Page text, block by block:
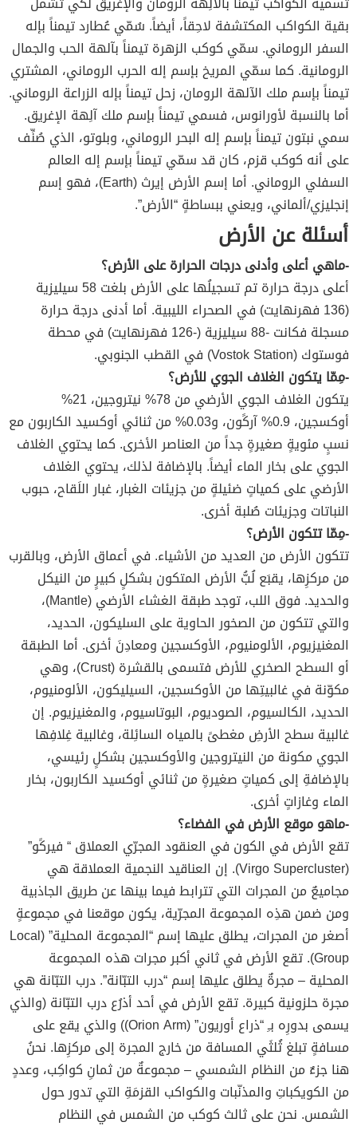
بقية الكواكب المكتشفة لاحِقاً، أيضاً. سُمّي عُطارد تيمناً بإله
السفر الروماني. سمّي كوكب الزهرة تيمناً بآلهة الحب والجمال
الرومانية. كما سمّي المريخ بإسم إله الحرب الروماني، المشتري
تيمناً بإسم ملك الآلهة الرومان، زحل تيمناً بإله الزراعة الروماني.
أما بالنسبة لأورانوس، فسمي تيمناً بإسم ملك آلِهة الإغريق.
سمي نبتون تيمناً بإسم إله البحر الروماني، وبلوتو، الذي صُنِّف
على أنه كوكب قزم، كان قد سمّي تيمناً بإسم إله العالم
السفلي الروماني. أما إسم الأرض إيرث (Earth)، فهو إسم
إنجليزي/ألماني، ويعني ببساطةٍ “الأرض”.
أسئلة عن الأرض
-ماهي أعلى وأدنى درجات الحرارة على الأرض؟
أعلى درجة حرارة تم تسجيلُها على الأرض بلغت 58 سيليزية
(136 فهرنهايت) في الصحراء الليبية. أما أدنى درجة حرارة
مسجلة فكانت -88 سيليزية (-126 فهرنهايت) في محطة
فوستوك (Vostok Station) في القطب الجنوبي.
-مِمّا يتكون الغلاف الجوي للأرض؟
يتكون الغلاف الجوي الأرضي من 78% نيتروجين، 21%
أوكسجين، 0.9% آركًون، و0.03% من ثنائي أوكسيد الكاربون مع
نسبٍ مئويةٍ صغيرةٍ جداً من العناصر الأخرى. كما يحتوي الغلاف
الجوي على بخار الماء أيضاً. بالإضافة لذلك، يحتوي الغلاف
الأرضي على كمياتٍ ضئيلةٍ من جزيئات الغبار، غبار اللَقاح، حبوب
النباتات وجزيئات صُلبة أخرى.
-مِمّا تتكون الأرض؟
تتكون الأرض من العديد من الأشياء. في أعماق الأرض، وبالقرب
من مركزِها، يقبَع لُبُّ الأرض المتكون بشكلٍ كبيرٍ من النيكل
والحديد. فوق اللب، توجد طبقة الغشاء الأرضي (Mantle)،
والتي تتكون من الصخور الحاوية على السليكون، الحديد،
المغنيزيوم، الألومنيوم، الأوكسجين ومعادِنَ أخرى. أما الطبقة
أو السطح الصخري للأرض فتسمى بالقشرة (Crust)، وهي
مكوّنة في غالبيتِها من الأوكسجين، السيليكون، الألومنيوم،
الحديد، الكالسيوم، الصوديوم، البوتاسيوم، والمغنيزيوم. إن
غالبية سطح الأرضِ مغطىً بالمياه السائِلة، وغالبية غِلافِها
الجوي مكونة من النيتروجين والأوكسجين بشكلٍ رئيسي،
بالإضافةِ إلى كمياتٍ صغيرةٍ من ثنائي أوكسيد الكاربون، بخار
الماء وغازاتٍ أخرى.
-ماهو موقع الأرض في الفضاء؟
تقع الأرض في الكون في العنقود المجرّي العملاق “ فيركًو”
(Virgo Supercluster). إن العناقيد النجمية العملاقة هي
مجاميعٌ من المجرات التي تترابط فيما بينها عن طريق الجاذبية
ومن ضمن هذِه المجموعة المجرّية، يكون موقعنا في مجموعةٍ
أصغر من المجرات، يطلق عليها إسم “المجموعة المحلية” (Local
Group). تقع الأرض في ثاني أكبر مجرات هذه المجموعة
المحلية – مجرةٌ يطلق عليها إسم “درب التبّانة”. درب التبّانة هي
مجرة حلزونية كبيرة. تقع الأرض في أحد أذرُع درب التبّانة (والذي
يسمى بدورِه بـِ “ذراع أوريون” (Orion Arm)) والذي يقع على
مسافةٍ تبلغ ثُلثَي المسافة من خارج المجرة إلى مركزِها. نحنُ
هنا جزءٌ من النظام الشمسي – مجموعةٌ من ثمانِ كواكِب، وعددٍ
من الكويكباتِ والمذنّبات والكواكب القزمَةِ التي تدور حول
الشمس. نحن على ثالث كوكب من الشمس في النظام